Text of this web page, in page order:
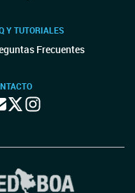
Y TUTORIALES
Frecuentes